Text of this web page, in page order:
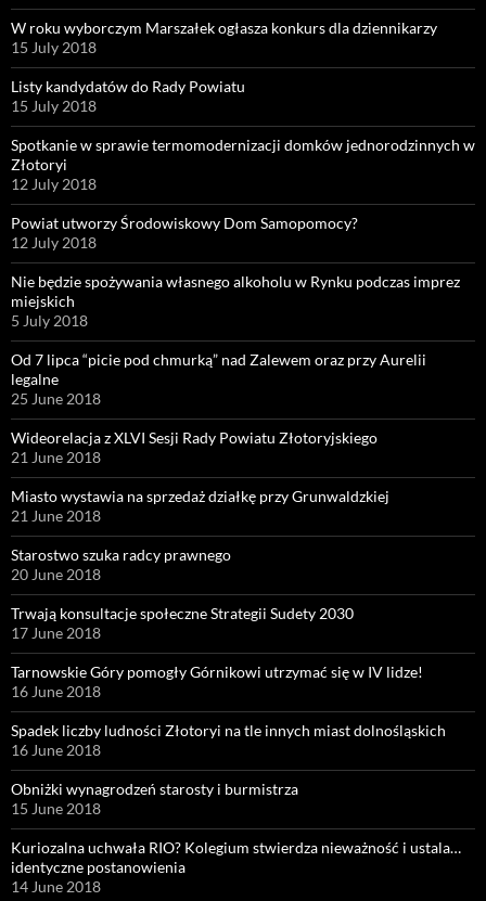
W roku wyborczym Marszałek ogłasza konkurs dla dziennikarzy
15 July 2018
Listy kandydatów do Rady Powiatu
15 July 2018
Spotkanie w sprawie termomodernizacji domków jednorodzinnych w
Złotoryi
12 July 2018
Powiat utworzy Środowiskowy Dom Samopomocy?
12 July 2018
Nie będzie spożywania własnego alkoholu w Rynku podczas imprez
miejskich
5 July 2018
Od 7 lipca “picie pod chmurką” nad Zalewem oraz przy Aurelii
legalne
25 June 2018
Wideorelacja z XLVI Sesji Rady Powiatu Złotoryjskiego
21 June 2018
Miasto wystawia na sprzedaż działkę przy Grunwaldzkiej
21 June 2018
Starostwo szuka radcy prawnego
20 June 2018
Trwają konsultacje społeczne Strategii Sudety 2030
17 June 2018
Tarnowskie Góry pomogły Górnikowi utrzymać się w IV lidze!
16 June 2018
Spadek liczby ludności Złotoryi na tle innych miast dolnośląskich
16 June 2018
Obniżki wynagrodzeń starosty i burmistrza
15 June 2018
Kuriozalna uchwała RIO? Kolegium stwierdza nieważność i ustala…
identyczne postanowienia
14 June 2018